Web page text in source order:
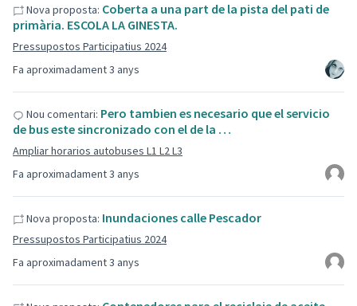
Fa aproximadament 3 anys
Nova proposta: Coberta a una part de la pista del pati de
primària. ESCOLA LA GINESTA.
Pressupostos Participatius 2024
Fa aproximadament 3 anys
Nou comentari: Pero tambien es necesario que el servicio
de bus este sincronizado con el de la …
Ampliar horarios autobuses L1 L2 L3
Fa aproximadament 3 anys
Nova proposta: Inundaciones calle Pescador
Pressupostos Participatius 2024